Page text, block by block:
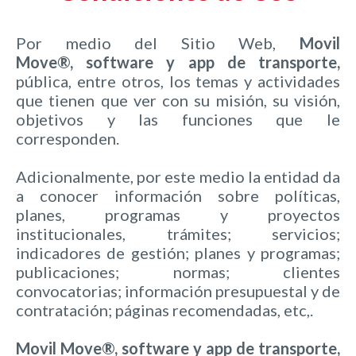
Por medio del Sitio Web, Movil
Move®, software y app de transporte,
pública, entre otros, los temas y actividades
que tienen que ver con su misión, su visión,
objetivos y las funciones que le
corresponden.
Adicionalmente, por este medio la entidad da
a conocer información sobre políticas,
planes, programas y proyectos
institucionales, trámites; servicios;
indicadores de gestión; planes y programas;
publicaciones; normas; clientes
convocatorias; información presupuestal y de
contratación; páginas recomendadas, etc,.
Movil Move®, software y app de transporte,